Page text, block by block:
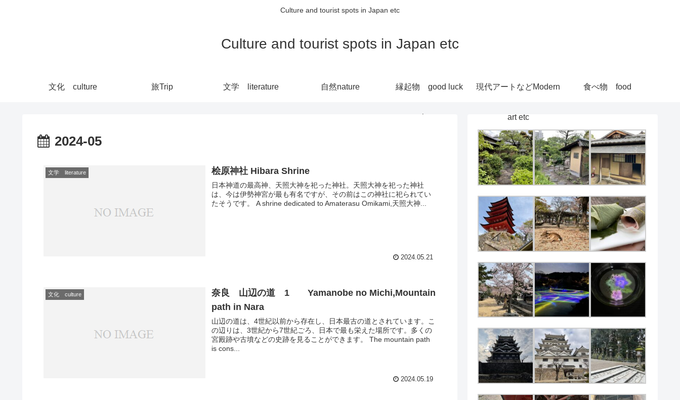
Culture and tourist spots in Japan etc
Culture and tourist spots in Japan etc
文化 culture 旅Trip 文学 literature 自然nature 縁起物 good luck
charm
現代アートなどModern
art etc
食べ物 food
2024-05
文学 literature 桧原神社 Hibara Shrine
日本神道の最高神、天照大神を祀った神社。天照大神を祀った神社
は、今は伊勢神宮が最も有名ですが、その前はこの神社に祀られてい
たそうです。 A shrine dedicated to Amaterasu Omikami,天照大神...
2024.05.21
文化 culture
奈良 山辺の道 1 Yamanobe no Michi,Mountain
path in Nara
山辺の道は、4世紀以前から存在し、日本最古の道とされています。こ
の辺りは、3世紀から7世紀ごろ、日本で最も栄えた場所です。多くの
宮殿跡や古墳などの史跡を見ることができます。 The mountain path
is cons...
2024.05.19